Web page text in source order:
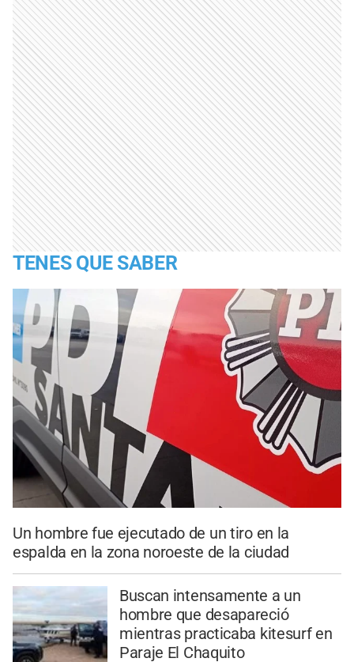
TENES QUE SABER
Un hombre fue ejecutado de un tiro en la
espalda en la zona noroeste de la ciudad
Buscan intensamente a un
hombre que desapareció
mientras practicaba kitesurf en
Paraje El Chaquito